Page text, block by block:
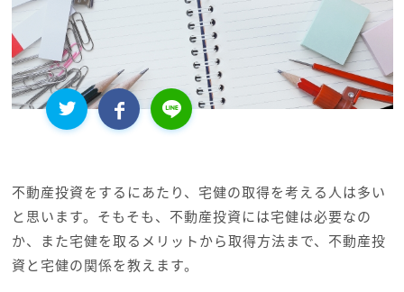
不動産投資をするにあたり、宅健の取得を考える人は多い
と思います。そもそも、不動産投資には宅健は必要なの
か、また宅健を取るメリットから取得方法まで、不動産投
資と宅健の関係を教えます。